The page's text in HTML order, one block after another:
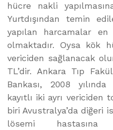
hücre nakli
Yurtdışından temin
yapılan harcamalar
olmaktadır. Oysa kök
vericiden sağlanacak
TL’dir. Ankara Tıp
Bankası, 2008
kayıtlı iki ayrı vericiden
biri Avustralya’da diğeri
lösemi hastasına